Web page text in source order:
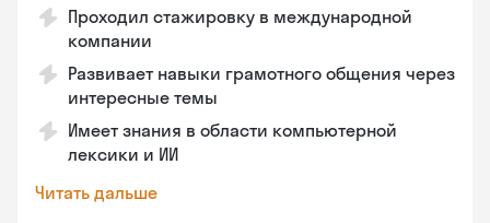
Проходил стажировку в международной
компании
Развивает навыки грамотного общения через
интересные темы
Имеет знания в области компьютерной
лексики и ИИ
Читать дальше